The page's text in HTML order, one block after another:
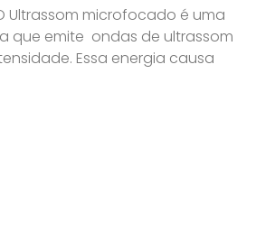
Ultrassom microfocado é uma
que emite ondas de ultrassom
Essa energia causa